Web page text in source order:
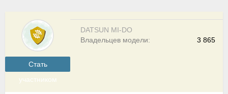
Cтать
участником
DATSUN MI-DO
3 865
Владельцев модели: